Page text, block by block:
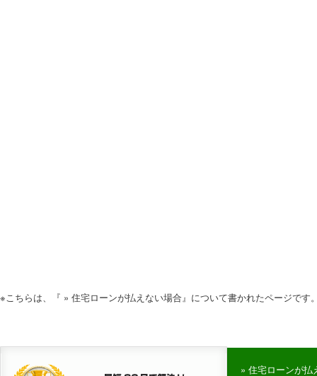
※こちらは、『 » 住宅ローンが払えない場合』について書かれたページで
» 住宅ローンが